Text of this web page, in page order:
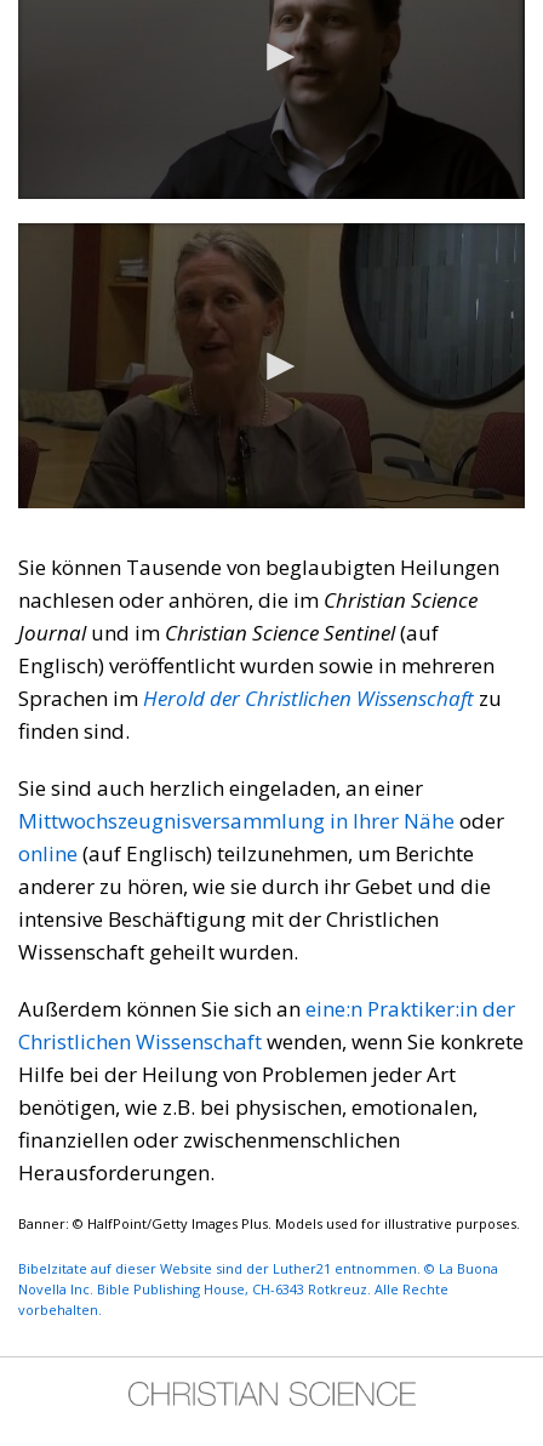
Sie können Tausende von beglaubigten Heilungen
nachlesen oder anhören, die im Christian Science
Journalund im Christian Science Sentinel(auf
Englisch) veröffentlicht wurden sowie in mehreren
Sprachen imHerold der Christlichen Wissenschaft zu
finden sind.
Sie sind auch herzlich eingeladen, an einer
Mittwochszeugnisversammlung in Ihrer Näheoder
online(auf Englisch) teilzunehmen, um Berichte
anderer zu hören, wie sie durch ihr Gebet und die
intensive Beschäftigung mit der Christlichen
Wissenschaft geheilt wurden.
Außerdem können Sie sich aneine:n Praktiker:in der
Christlichen Wissenschaftwenden, wenn Sie konkrete
Hilfe bei der Heilung von Problemen jeder Art
benötigen, wie z.B. bei physischen, emotionalen,
finanziellen oder zwischenmenschlichen
Herausforderungen.
Banner: © HalfPoint/Getty Images Plus. Models used for illustrative purposes.
Bibelzitate auf dieser Website sind der Luther21 entnommen. © La Buona
Novella Inc. Bible Publishing House, CH-6343 Rotkreuz. Alle Rechte
vorbehalten.